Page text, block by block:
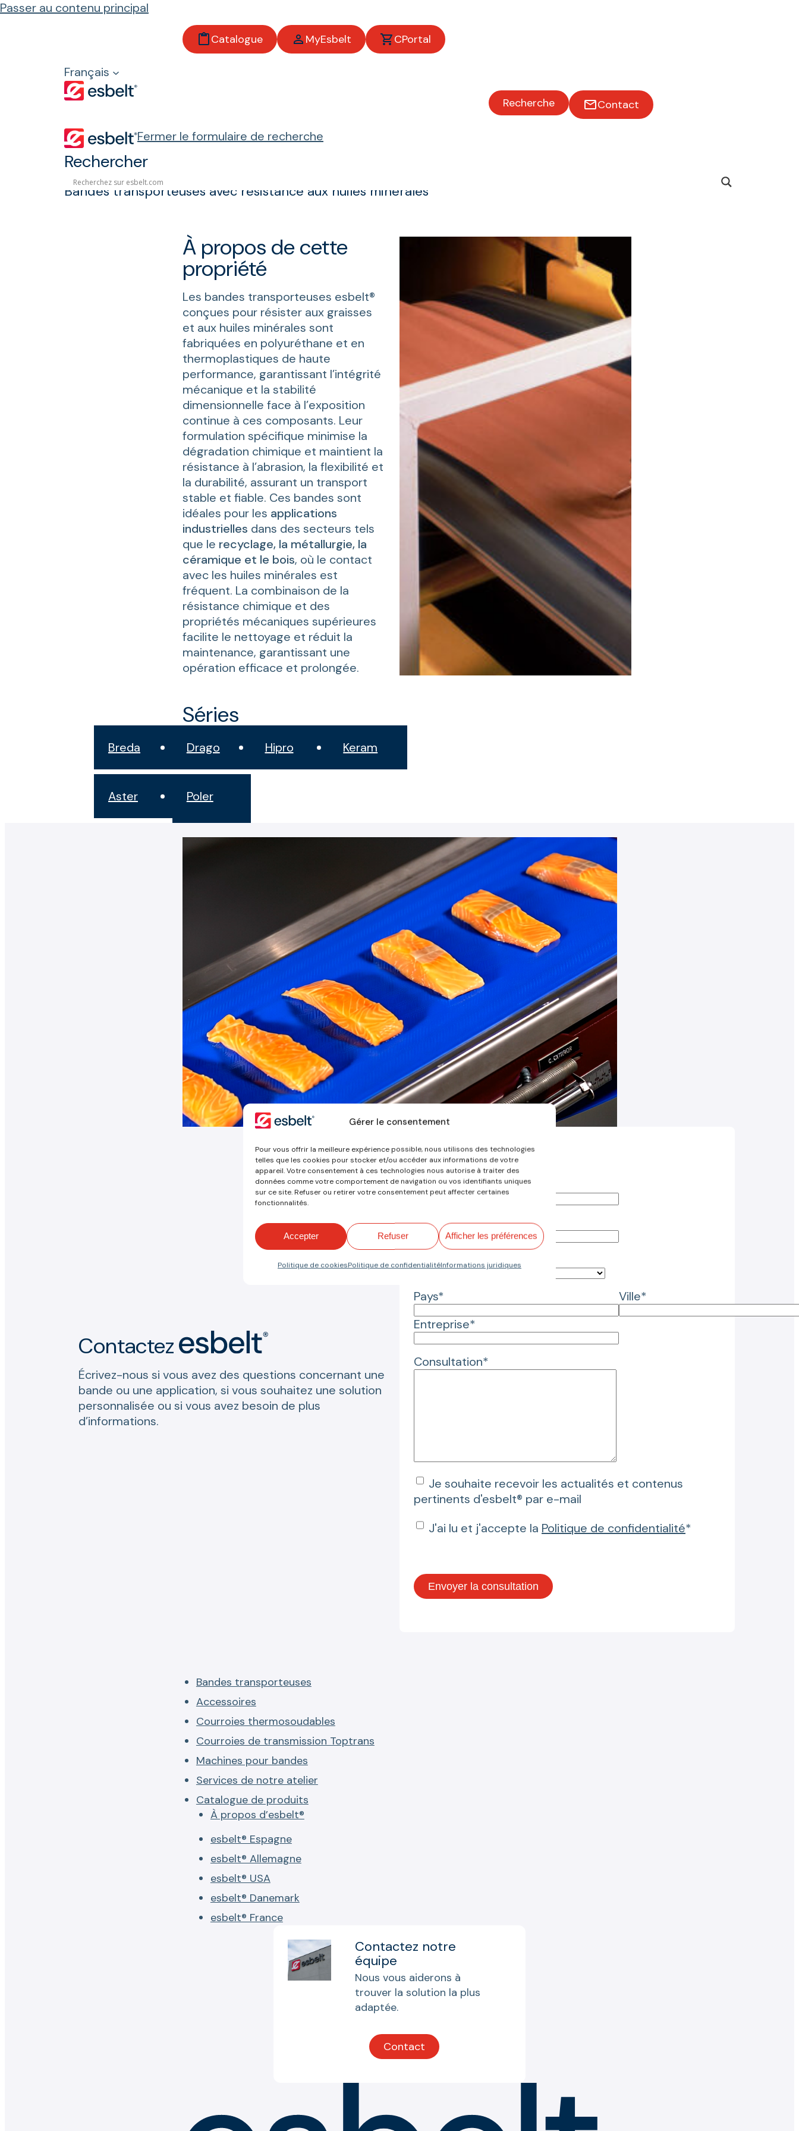
Gérer le consentement
Pour vous offrir la meilleure expérience possible, nous utilisons des technologies
telles que les cookies pour stocker et/ou accéder aux informations de votre
appareil. Votre consentement à ces technologies nous autorise à traiter des
données comme votre comportement de navigation ou vos identifiants uniques
sur ce site. Refuser ou retirer votre consentement peut affecter certaines
fonctionnalités.
Accepter Refuser Afficher les préférences
Politique de cookiesPolitique de confidentialitéInformations juridiques
Passer au contenu principal
Catalogue MyEsbelt CPortal
Français
Recherche Contact
Fermer le formulaire de recherche
Rechercher
Propriétés et réglementations
Résistance aux huiles minérales
Résistance aux huiles minérales
Bandes transporteuses avec résistance aux huiles minérales
À propos de cette
propriété
Les bandes transporteuses esbelt®
conçues pour résister aux graisses
et aux huiles minérales sont
fabriquées en polyuréthane et en
thermoplastiques de haute
performance, garantissant l’intégrité
mécanique et la stabilité
dimensionnelle face à l’exposition
continue à ces composants. Leur
formulation spécifique minimise la
dégradation chimique et maintient la
résistance à l’abrasion, la flexibilité et
la durabilité, assurant un transport
stable et fiable. Ces bandes sont
idéales pour les applications
industrielles dans des secteurs tels
que le recyclage, la métallurgie, la
céramique et le bois, où le contact
avec les huiles minérales est
fréquent. La combinaison de la
résistance chimique et des
propriétés mécaniques supérieures
facilite le nettoyage et réduit la
maintenance, garantissant une
opération efficace et prolongée.
Séries
Breda Drago Hipro Keram
Aster Poler
Contactez
Écrivez-nous si vous avez des questions concernant une
bande ou une application, si vous souhaitez une solution
personnalisée ou si vous avez besoin de plus
d’informations.
Votre demande
Nom*
Mail*
Motif de la consultation*
Pays*
Ville*
Entreprise*
Consultation*
Je souhaite recevoir les actualités et contenus
pertinents d'esbelt® par e-mail
J'ai lu et j'accepte la Politique de confidentialité*
Bandes transporteuses
Accessoires
Courroies thermosoudables
Courroies de transmission Toptrans
Machines pour bandes
Services de notre atelier
Catalogue de produits
À propos d’esbelt®
esbelt® Espagne
esbelt® Allemagne
esbelt® USA
esbelt® Danemark
esbelt® France
Contactez notre
équipe
Nous vous aiderons à
trouver la solution la plus
adaptée.
Contact